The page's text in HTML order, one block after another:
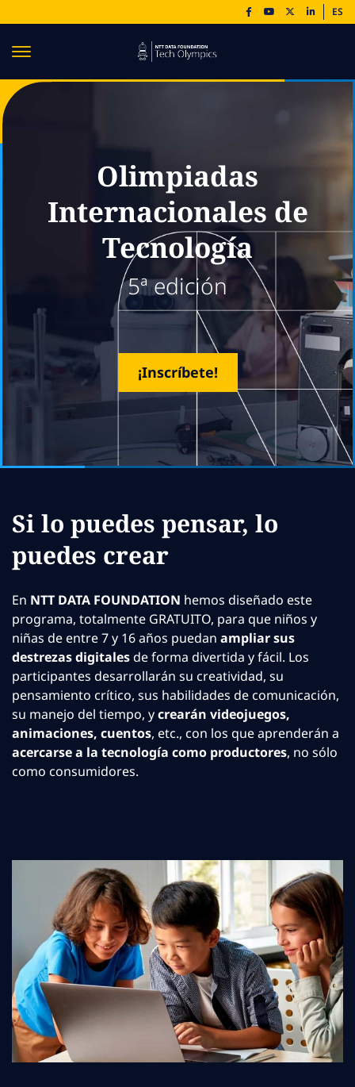
ES
Olimpiadas
Internacionales de
Tecnología
5ª edición
¡Inscríbete!
Si lo puedes pensar, lo
puedes crear
En NTT DATA FOUNDATION hemos diseñado este
programa, totalmente GRATUITO, para que niños y
niñas de entre 7 y 16 años puedan ampliar sus
destrezas digitalesde forma divertida y fácil. Los
participantes desarrollarán su creatividad, su
pensamiento crítico, sus habilidades de comunicación,
su manejo del tiempo, ycrearán videojuegos,
animaciones, cuentos, etc., con los que aprenderán a
acercarse a la tecnología como productores, no sólo
como consumidores.